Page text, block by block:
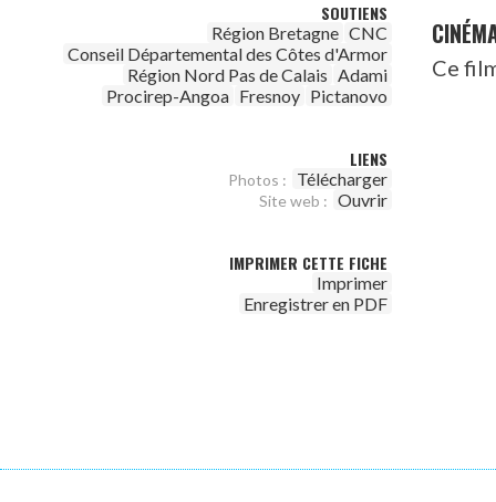
SOUTIENS
Région Bretagne CNC
Conseil Départemental des Côtes d'Armor
Région Nord Pas de Calais Adami
Procirep-Angoa Fresnoy Pictanovo
LIENS
Photos : Télécharger
Site web : Ouvrir
IMPRIMER CETTE FICHE
Imprimer
Enregistrer en PDF
Ce